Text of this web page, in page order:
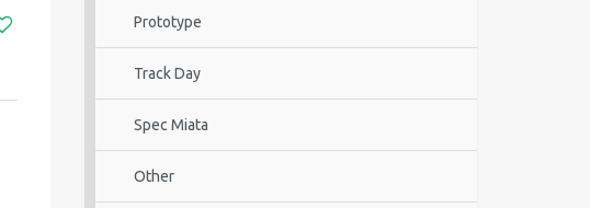
Prototype
Track Day
Spec Miata
Other